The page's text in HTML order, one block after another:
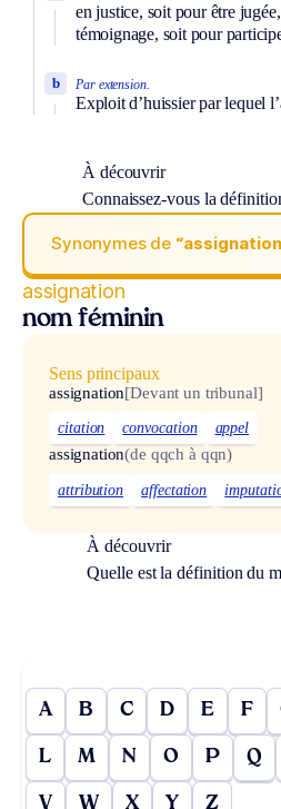
en justice, soit pour être
témoignage, soit pour
Par extension.
Exploit d’huissier par lequel
b
À découvrir
Connaissez-vous la
Synonymes de
assignation
nom féminin
Sens principaux
assignation[Devant un tribunal]
citation convocation appel
assignation(de qqch à qqn)
attribution affectation
À découvrir
Quelle est la définition du
A B C D E F
L M N O P Q
V W X Y Z